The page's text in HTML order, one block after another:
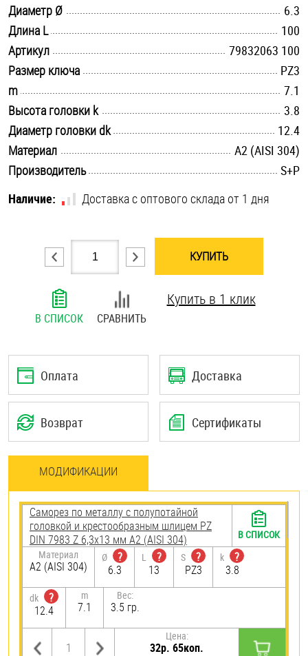
Такелаж
Хомуты
Шайбы
Шпильки
Шплинты
Штифты и пальцы
Диаметр Ø
6.3
Длина L
100
Артикул
79832063 100
Размер ключа
PZ3
m
7.1
Высота головки k
3.8
Диаметр головки dk
12.4
Материал
А2 (AISI 304)
Производитель
S+P
Наличие:
Доставка с оптового склада от 1 дня
КУПИТЬ
В СПИСОК СРАВНИТЬ
Купить в 1 клик
Оплата Доставка
Возврат Сертификаты
МОДИФИКАЦИИ
Саморез по металлу с полупотайной
головкой и крестообразным шлицем PZ
DIN 7983 Z 6,3х13 мм А2 (AISI 304)
Материал
А2 (AISI 304)
Ø
?
6.3
L
?
13
S
?
PZ3
k
?
3.8
dk
?
12.4
m
7.1
Вес:
3.5 гр.
Цена:
32р. 65коп.
В СПИСОК